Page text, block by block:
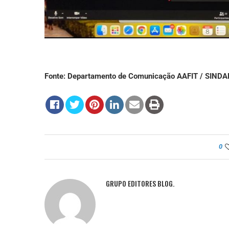
Fonte: Departamento de Comunicação AAFIT /
0
GRUPO EDITORES BLOG.